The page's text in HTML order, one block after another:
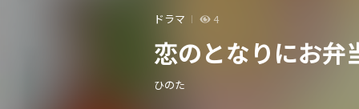
ドラマ 4
恋のとなりにお弁
ひのた